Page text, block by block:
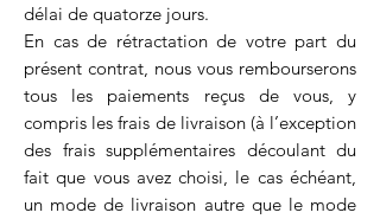
délai de quatorze jours.
En cas de rétractation de votre part du
présent contrat, nous vous rembourserons
tous les paiements reçus de vous, y
compris les frais de livraison (à l’exception
des frais supplémentaires découlant du
fait que vous avez choisi, le cas échéant,
un mode de livraison autre que le mode